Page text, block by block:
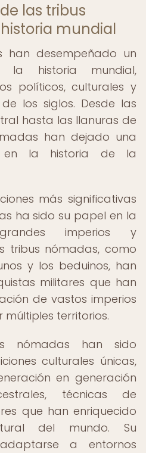
las tribus
mundial
han desempeñado un
historia mundial,
políticos, culturales y
los siglos. Desde las
hasta las llanuras de
han dejado una
en la historia de la
más significativas
ha sido su papel en la
imperios y
tribus nómadas, como
y los beduinos, han
militares que han
de vastos imperios
territorios.
nómadas han sido
culturales únicas,
en generación
técnicas de
que han enriquecido
del mundo. Su
a entornos